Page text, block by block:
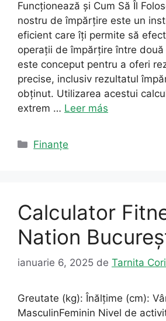
Funcționează și Cum Să Îl
nostru de împărțire este un
eficient care îți permite să
operații de împărțire între
este conceput pentru a oferi
precise, inclusiv rezultatul
obținut. Utilizarea acestui
extrem … Leer más
Categorii
Finanțe
Calculator
Nation
ianuarie 6, 2025 de Tarnita
Greutate (kg): Înălțime (cm):
MasculinFeminin Nivel de